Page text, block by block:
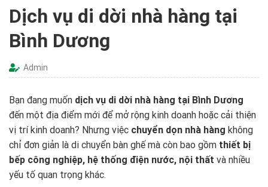
Dịch vụ di dời nhà hàng tại
Bình Dương
Admin
Bạn đang muốn dịch vụ di dời nhà hàng tại Bình Dương
đến một địa điểm mới để mở rộng kinh doanh hoặc cải thiện
vị trí kinh doanh? Nhưng việc chuyển dọn nhà hàng không
chỉ đơn giản là di chuyển bàn ghế mà còn bao gồm thiết bị
bếp công nghiệp, hệ thống điện nước, nội thất và nhiều
yếu tố quan trọng khác.